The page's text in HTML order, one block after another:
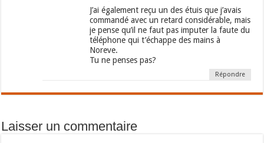
J’ai également reçu un des étuis que j’avais
commandé avec un retard considérable, mais
je pense qu’il ne faut pas imputer la faute du
téléphone qui t’échappe des mains à
Noreve.
Tu ne penses pas?
Répondre
Laisser un commentaire